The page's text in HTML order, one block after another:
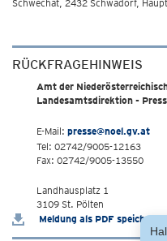
Schwechat, 2432 Schwadorf,
RÜCKFRAGEHINWEIS
Amt der
Landesamtsdirektion -
E-Mail: presse@noel.gv.at
Tel: 02742/9005-12163
Fax: 02742/9005-13550
Landhausplatz 1
3109 St. Pölten
Meldung als PDF speichern